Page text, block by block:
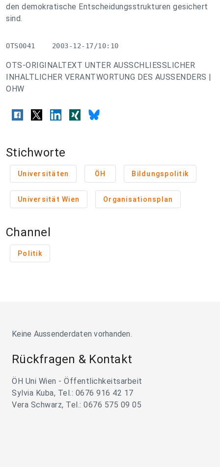
den demokratische Entscheidungsstrukturen gesichert
sind.
OTS0041    2003-12-17/10:10
OTS-ORIGINALTEXT UNTER AUSSCHLIESSLICHER
INHALTLICHER VERANTWORTUNG DES AUSSENDERS |
OHW
Stichworte
Universitäten ÖH Bildungspolitik
Universität Wien Organisationsplan
Channel
Politik
Keine Aussenderdaten vorhanden.
Rückfragen & Kontakt
ÖH Uni Wien - Öffentlichkeitsarbeit
Sylvia Kuba, Tel.: 0676 916 42 17
Vera Schwarz, Tel.: 0676 575 09 05